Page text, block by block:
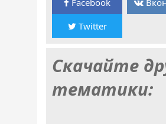
Facebook
Twitter
Скачайте
тематики: